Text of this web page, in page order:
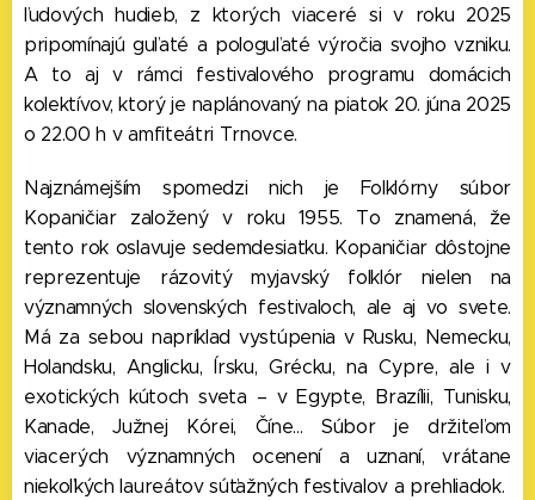
ľudových hudieb, z ktorých viaceré si v roku 2025
pripomínajú guľaté a pologuľaté výročia svojho vzniku.
A to aj v rámci festivalového programu domácich
kolektívov, ktorý je naplánovaný na piatok 20. júna 2025
o 22.00 h v amfiteátri Trnovce.
Najznámejším spomedzi nich je Folklórny súbor
Kopaničiar založený v roku 1955. To znamená, že
tento rok oslavuje sedemdesiatku. Kopaničiar dôstojne
reprezentuje rázovitý myjavský folklór nielen na
významných slovenských festivaloch, ale aj vo svete.
Má za sebou napríklad vystúpenia v Rusku, Nemecku,
Holandsku, Anglicku, Írsku, Grécku, na Cypre, ale i v
exotických kútoch sveta – v Egypte, Brazílii, Tunisku,
Kanade, Južnej Kórei, Číne... Súbor je držiteľom
viacerých významných ocenení a uznaní, vrátane
niekoľkých laureátov súťažných festivalov a prehliadok.